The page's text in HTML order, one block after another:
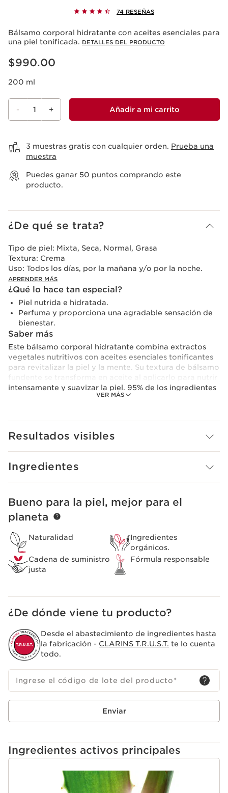
74 RESEÑAS
Bálsamo corporal hidratante con aceites esenciales para
una piel tonificada. DETALLES DEL PRODUCTO
Precio actual $990.00
$990.00
200 ml
- 1 + Añadir a mi carrito
3 muestras gratis con cualquier orden. Prueba una
muestra
Puedes ganar 50 puntos comprando este
producto.
¿De qué se trata?
VER MÁS
Tipo de piel: Mixta, Seca, Normal, Grasa
Textura: Crema
Uso: Todos los días, por la mañana y/o por la noche.
APRENDER MÁS
¿Qué lo hace tan especial?
Piel nutrida e hidratada.
Perfuma y proporciona una agradable sensación de
bienestar.
Saber más
Este bálsamo corporal hidratante combina extractos
vegetales nutritivos con aceites esenciales tonificantes
para revitalizar la piel y la mente. Su textura de bálsamo
intensamente y suavizar la piel. 95% de los ingredientes
Resultados visibles
Ingredientes
IR AL CONTENIDO
Bueno para la piel, mejor para el
planeta
Naturalidad
Ingredientes
orgánicos.
Cadena de suministro
justa
Fórmula responsable
¿De dónde viene tu producto?
Desde el abastecimiento de ingredientes hasta
la fabricación - CLARINS T.R.U.S.T. te lo cuenta
todo.
Ingrese el código de lote del producto*
Enviar
Ingredientes activos principales
IR AL CONTENIDO